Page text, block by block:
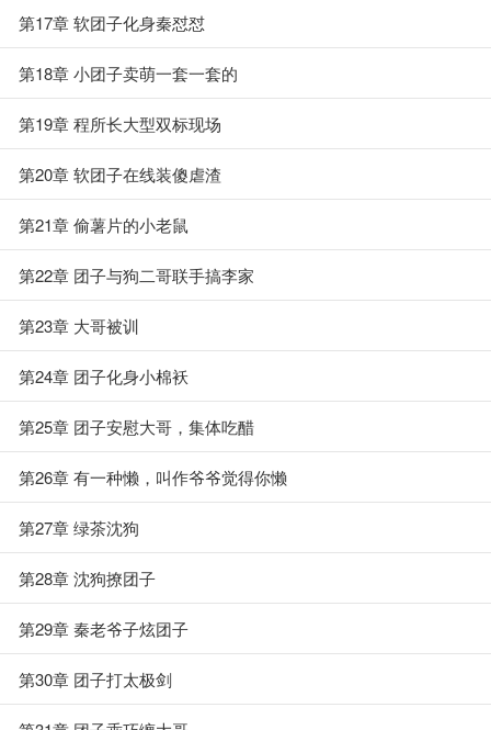
第17章 软团子化身秦怼怼
第18章 小团子卖萌一套一套的
第19章 程所长大型双标现场
第20章 软团子在线装傻虐渣
第21章 偷薯片的小老鼠
第22章 团子与狗二哥联手搞李家
第23章 大哥被训
第24章 团子化身小棉袄
第25章 团子安慰大哥，集体吃醋
第26章 有一种懒，叫作爷爷觉得你懒
第27章 绿茶沈狗
第28章 沈狗撩团子
第29章 秦老爷子炫团子
第30章 团子打太极剑